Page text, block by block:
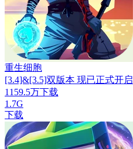
重生细胞
[3.4]&[3.5]双版本 现已正式开启
1159.5万下载
1.7G
下载